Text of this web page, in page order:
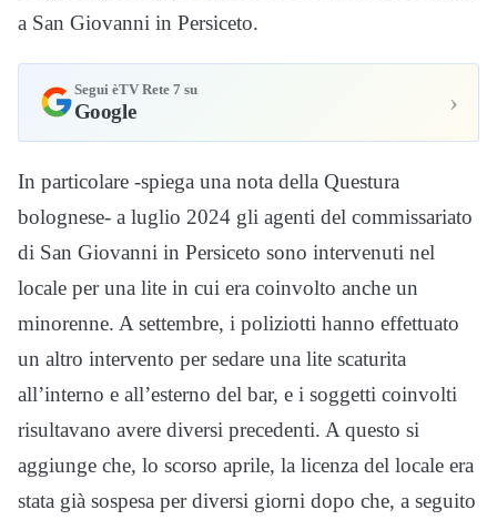
a San Giovanni in Persiceto.
Segui èTV Rete 7 su
Google ›
In particolare -spiega una nota della Questura
bolognese- a luglio 2024 gli agenti del commissariato
di San Giovanni in Persiceto sono intervenuti nel
locale per una lite in cui era coinvolto anche un
minorenne. A settembre, i poliziotti hanno effettuato
un altro intervento per sedare una lite scaturita
all’interno e all’esterno del bar, e i soggetti coinvolti
risultavano avere diversi precedenti. A questo si
aggiunge che, lo scorso aprile, la licenza del locale era
stata già sospesa per diversi giorni dopo che, a seguito